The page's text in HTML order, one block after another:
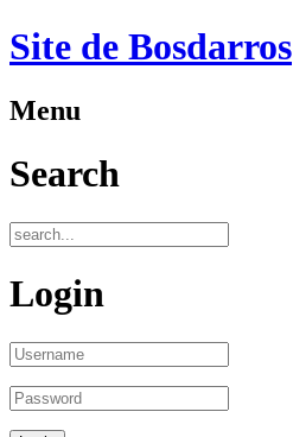
Site de Bosdarros
Menu
Search
Login